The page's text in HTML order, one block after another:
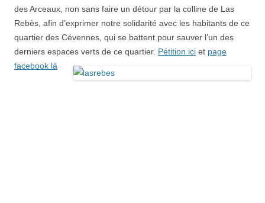
des Arceaux, non sans faire un détour par la colline de Las
Rebès, afin d’exprimer notre solidarité avec les habitants de ce
quartier des Cévennes, qui se battent pour sauver l’un des
derniers espaces verts de ce quartier. Pétition ici et page
facebook là